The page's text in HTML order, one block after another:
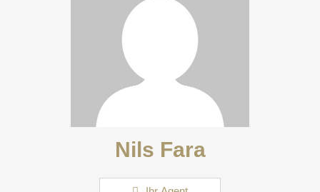
Nils Fara